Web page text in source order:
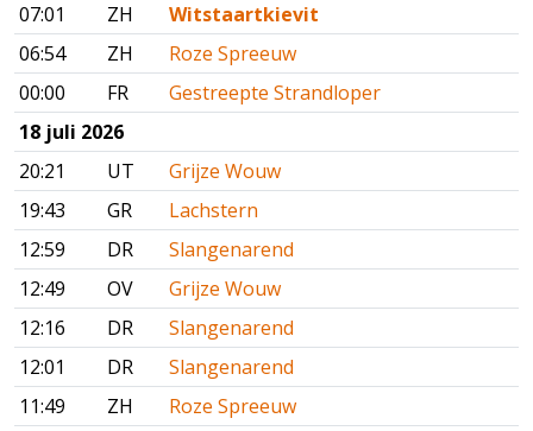
07:01
ZH
Witstaartkievit
06:54
ZH
Roze Spreeuw
00:00
FR
Gestreepte Strandloper
18 juli 2026
20:21
UT
Grijze Wouw
19:43
GR
Lachstern
12:59
DR
Slangenarend
12:49
OV
Grijze Wouw
12:16
DR
Slangenarend
12:01
DR
Slangenarend
11:49
ZH
Roze Spreeuw